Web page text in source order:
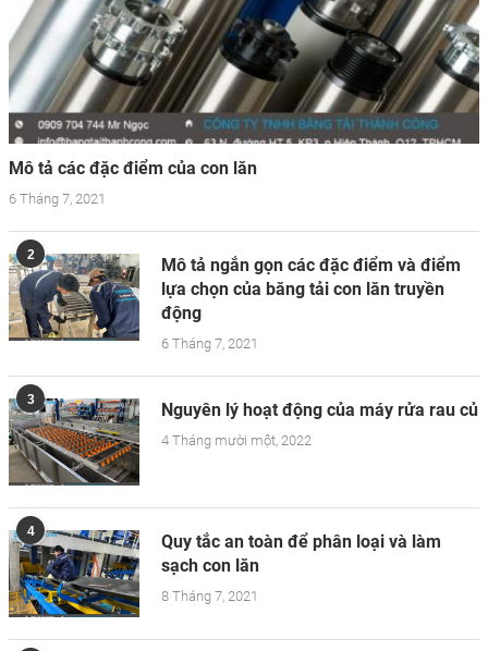
Mô tả các đặc điểm của con lăn
6 Tháng 7, 2021
2
Mô tả ngắn gọn các đặc điểm và điểm
lựa chọn của băng tải con lăn truyền
động
6 Tháng 7, 2021
3 Nguyên lý hoạt động của máy rửa rau củ
4 Tháng mười một, 2022
4
Quy tắc an toàn để phân loại và làm
sạch con lăn
8 Tháng 7, 2021